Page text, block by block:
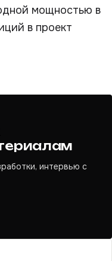
мощностью в
в проект
интервью с